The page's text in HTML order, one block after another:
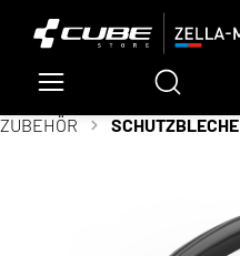
ZUBEHÖR
SCHUTZBLECHE